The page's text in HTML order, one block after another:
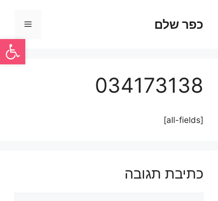
פתח
כפר שלם
034173138
[all-fields]
כתיבת תגובה